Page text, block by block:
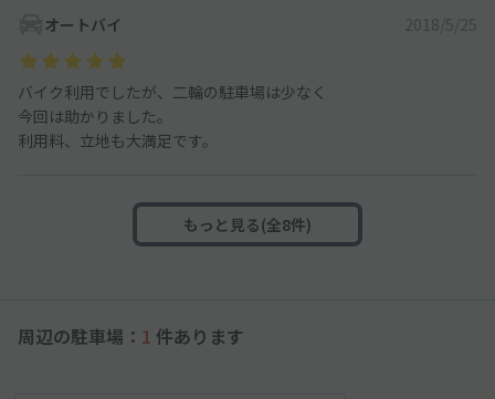
オートバイ 2018/5/25
バイク利用でしたが、二輪の駐車場は少なく
今回は助かりました。
利用料、立地も大満足です。
もっと見る(全8件)
周辺の駐車場： 1 件あります